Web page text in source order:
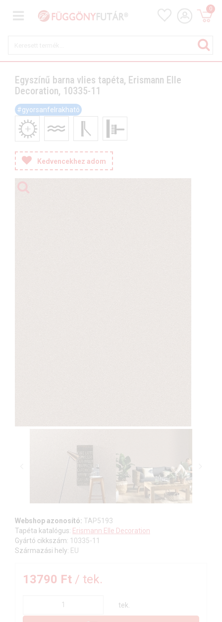
0
Egyszínű barna vlies tapéta, Erismann Elle
Decoration, 10335-11
#gyorsanfelrakható
Kedvencekhez adom
Webshop azonosító: TAP5193
Tapéta katalógus: Erismann Elle Decoration
Gyártó cikkszám: 10335-11
Származási hely: EU
13790 Ft / tek.
tek.